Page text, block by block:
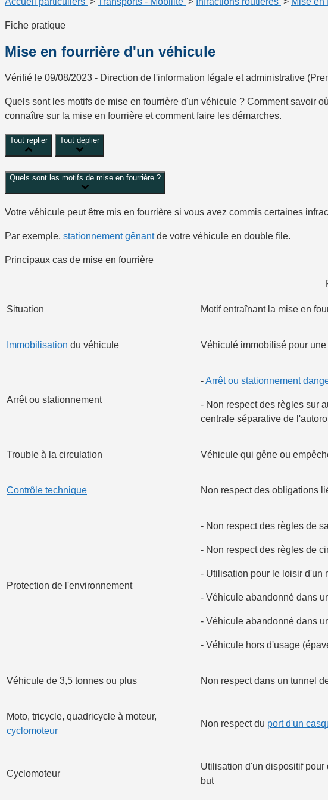
Fiche pratique
Mise en fourrière d'un véhicule
Vérifié le 09/08/2023 - Direction de l'information légale et administrative
Quels sont les motifs de mise en fourrière d'un véhicule ? Comment savoir
connaître sur la mise en fourrière et comment faire les démarches.
Tout replier Tout déplier
Quels sont les motifs de mise en fourrière ?
Votre véhicule peut être mis en fourrière si vous avez commis certaines
Par exemple, stationnement gênantde votre véhicule en double file.
Principaux cas de mise en fourrière
Situation Motif entraînant la mise en
Immobilisation du véhicule Véhiculé immobilisé pour
Arrêt ou stationnement
-Arrêt ou stationnement
- Non respect des règles sur
centrale séparative de
Trouble à la circulation Véhicule qui gêne ou
Contrôle technique Non respect des obligations
Protection de l'environnement
- Non respect des règles de
- Non respect des règles de
- Utilisation pour le loisir d'un
- Véhicule abandonné dans
- Véhicule abandonné dans
- Véhicule hors d'usage
Véhicule de 3,5 tonnes ou plus Non respect dans un tunnel
Moto, tricycle, quadricycle à moteur,
cyclomoteur
Non respect du port d'un
Cyclomoteur
Utilisation d'un dispositif pour
but